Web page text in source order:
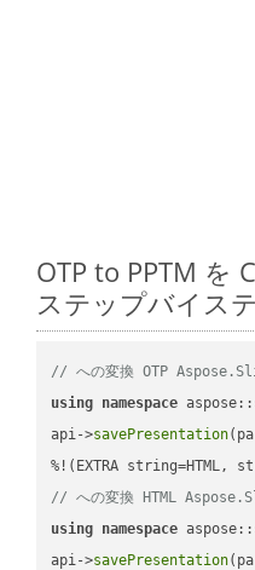
OTP to PPTM を
ステップバイス
// への変換 OTP
using namespace
api->savePresentation
// への変換 HTML
using namespace
api->savePresentation